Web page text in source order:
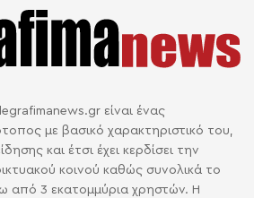
είναι ένας
με βασικό χαρακτηριστικό του,
και έτσι έχει κερδίσει την
κοινού καθώς συνολικά το
από 3 εκατομμύρια χρηστών. Η